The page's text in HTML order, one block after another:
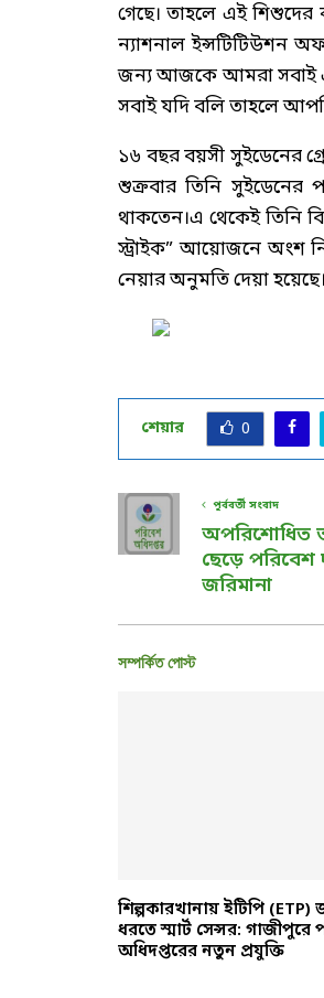
গেছে। তাহলে এই শিশুদের
ন্যাশনাল ইন্সটিটিউশন অফ
জন্য আজকে আমরা সবাই
সবাই যদি বলি তাহলে
১৬ বছর বয়সী সুইডেনের
শুক্রবার তিনি সুইডেনের
থাকতেন।এ থেকেই তিনি
স্ট্রাইক” আয়োজনে অংশ
নেয়ার অনুমতি দেয়া
শেয়ার 0
পূর্ববর্তী সংবাদ
অপরিশোধিত
ছেড়ে
জরিমানা
সম্পর্কিত পোস্ট
শিল্পকারখানায় ইটিপি (ETP)
ধরতে স্মার্ট সেন্সর: গাজীপুরে
অধিদপ্তরের নতুন প্রযুক্তি